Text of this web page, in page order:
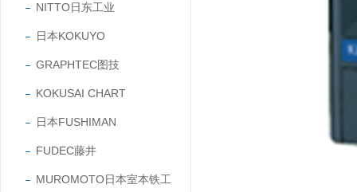
NITTO日东工业
日本KOKUYO
GRAPHTEC图技
KOKUSAI CHART
日本FUSHIMAN
FUDEC藤井
MUROMOTO日本室本铁工